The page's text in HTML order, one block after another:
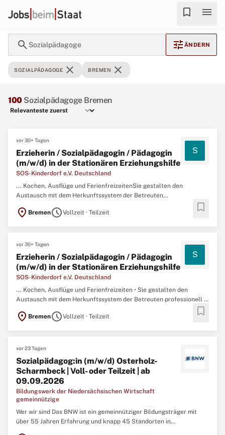
bookmark menu
search Sozialpädagoge tune ÄNDERN
SOZIALPÄDAGOGE close BREMEN close
100 Sozialpädagoge Bremen
vor 30+ Tagen
Erzieherin / Sozialpädagogin / Pädagogin
(m/w/d) in der Stationären Erziehungshilfe
SOS-Kinderdorf e.V. Deutschland
S
... Kochen, Ausflüge und FerienfreizeitenSie gestalten den
Austausch mit dem Herkunftssystem der Betreuten
Betreutenschutzes zuverlässig umIhre Qualifikation und
location_on BremenscheduleVollzeit · Teilzeit bookmark
vor 30+ Tagen
Erzieherin / Sozialpädagogin / Pädagogin
(m/w/d) in der Stationären Erziehungshilfe
SOS-Kinderdorf e.V. Deutschland
S
... Kochen, Ausflüge und Ferienfreizeiten • Sie gestalten den
Austausch mit dem Herkunftssystem der Betreuten professionell •
zuverlässig um Ihre Qualifikation und Kompetenzen: • Sie verfügen
location_on BremenscheduleVollzeit · Teilzeit bookmark
vor 23 Tagen
Sozialpädagog:in (m/w/d) Osterholz-
Scharmbeck | Voll- oder Teilzeit | ab
09.09.2026
Bildungswerk der Niedersächsischen Wirtschaft
gemeinnützige
Wer wir sind Das BNW ist ein gemeinnütziger Bildungsträger mit
über 55 Jahren Erfahrung und knapp 45 Standorten in